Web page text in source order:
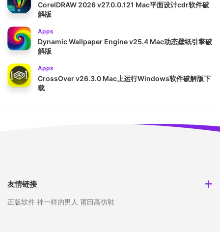
CorelDRAW 2026 v27.0.0.121 Mac平面设计cdr软件破
解版
Apps
Dynamic Wallpaper Engine v25.4 Mac动态壁纸引擎破
解版
Apps
CrossOver v26.3.0 Mac上运行Windows软件破解版下
载
友情链接
正版软件 神一样的男人 莆田高仿鞋